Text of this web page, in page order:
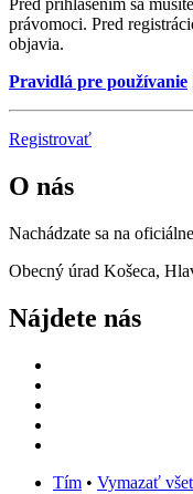
Pred prihlásením sa
právomoci. Pred
objavia.
Pravidlá pre používanie
Registrovať
O nás
Nachádzate sa na
Obecný úrad Košeca,
Nájdete nás
Tím • Vymazať